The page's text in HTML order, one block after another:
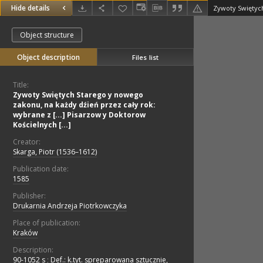
Hide details
Object structure
Object description Files list
Title:
Zywoty Swiętych Starego y nowego
zakonu, na każdy dźień przez cały rok:
wybrane z [...] Pisarzow y Doktorow
Kościelnych [...]
Creator:
Skarga, Piotr (1536–1612)
Publication date:
1585
Publisher:
Drukarnia Andrzeja Piotrkowczyka
Place of publication:
Kraków
Description:
90-1052 s ; Def.: k.tyt. spreparowana sztucznie,